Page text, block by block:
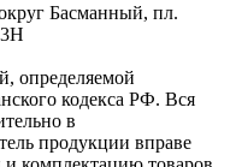
Басманный, пл.
определяемой
кодекса РФ. Вся
в
продукции вправе